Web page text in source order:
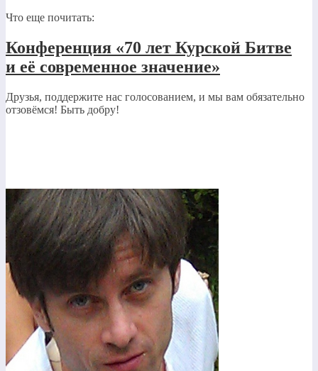
Что еще почитать:
Конференция «70 лет Курской Битве
и её современное значение»
Друзья, поддержите нас голосованием, и мы вам обязательно
отзовёмся! Быть добру!